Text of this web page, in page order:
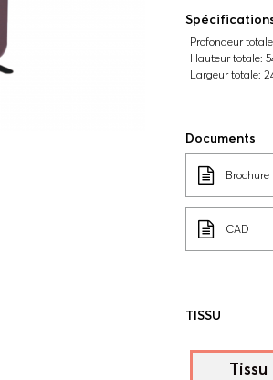
Profondeur
Hauteur totale:
Largeur totale:
Documents
Brochure
CAD
TISSU
Tissu